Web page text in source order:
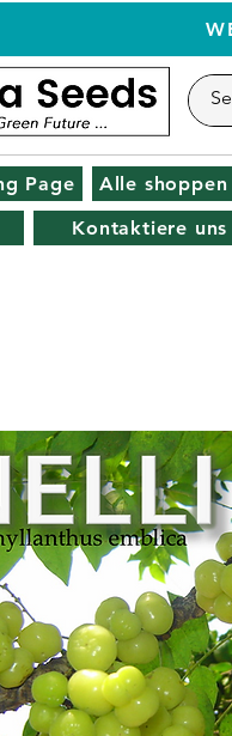
Page Alle shoppen
Kontaktiere uns